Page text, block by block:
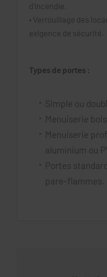
d'incendie.
• Verrouillage des
exigence de sécurité.
Types de portes :
Simple ou
Menuiserie
Menuiserie
aluminium ou
Portes
pare-flammes.